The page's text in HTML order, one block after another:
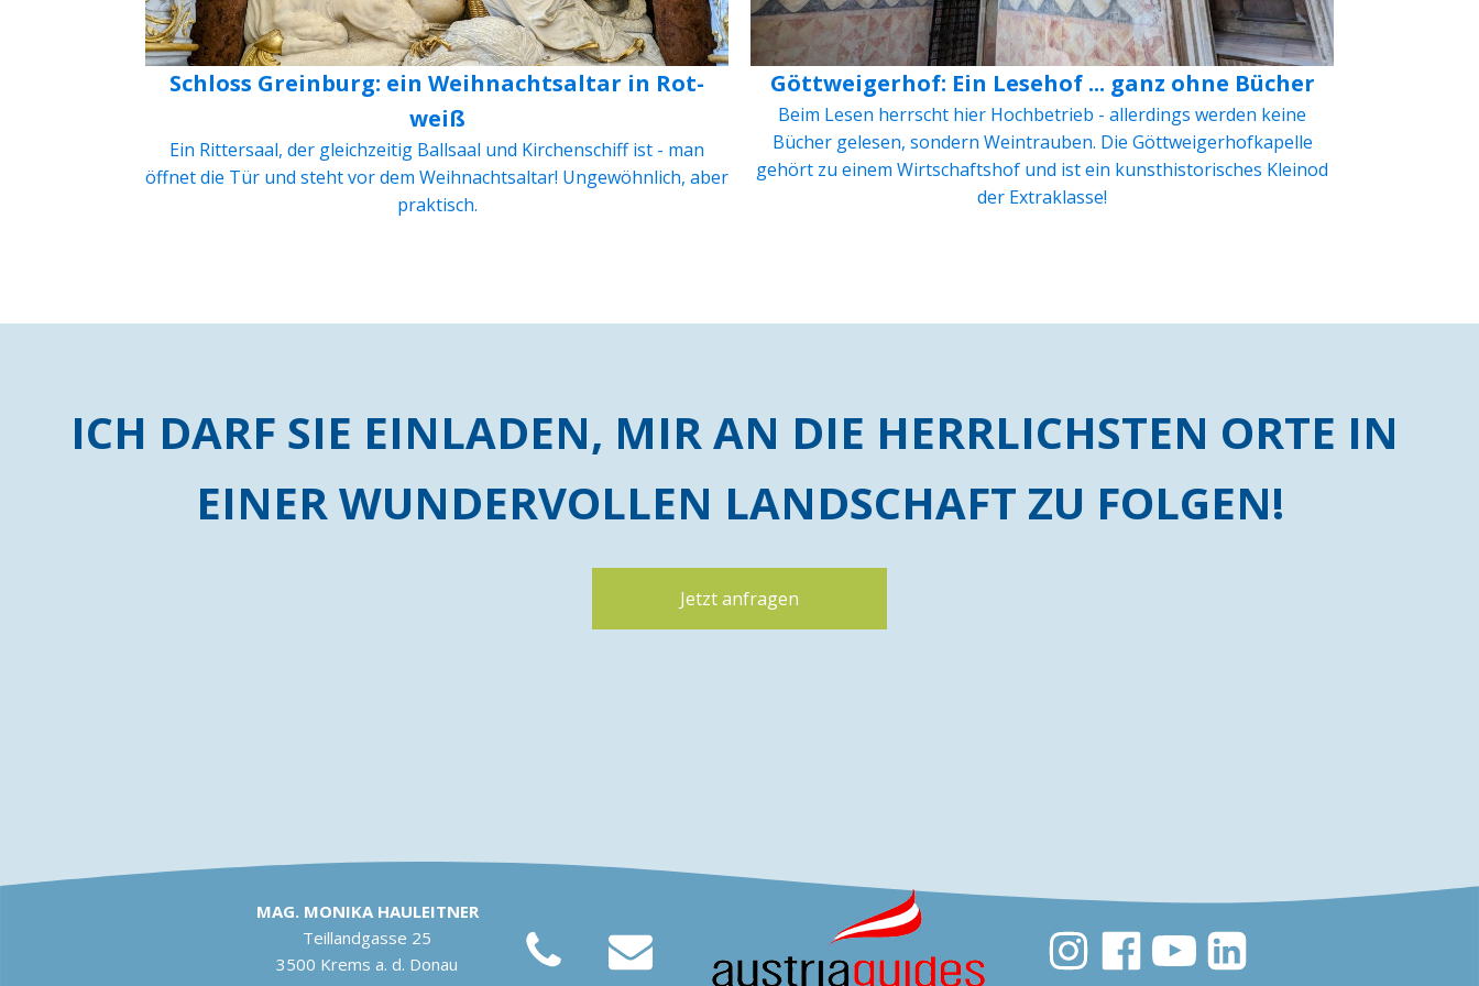
Schloss Greinburg: ein Weihnachtsaltar in Rot-
weiß
Ein Rittersaal, der gleichzeitig Ballsaal und Kirchenschiff ist - man
öffnet die Tür und steht vor dem Weihnachtsaltar! Ungewöhnlich, aber
praktisch.
Göttweigerhof: Ein Lesehof ... ganz ohne Bücher
Beim Lesen herrscht hier Hochbetrieb - allerdings werden keine
Bücher gelesen, sondern Weintrauben. Die Göttweigerhofkapelle
gehört zu einem Wirtschaftshof und ist ein kunsthistorisches Kleinod
der Extraklasse!
ICH DARF SIE EINLADEN, MIR AN DIE HERRLICHSTEN ORTE IN
EINER WUNDERVOLLEN LANDSCHAFT ZU FOLGEN!
Jetzt anfragen
MAG. MONIKA HAULEITNER
Teillandgasse 25
3500 Krems a. d. Donau